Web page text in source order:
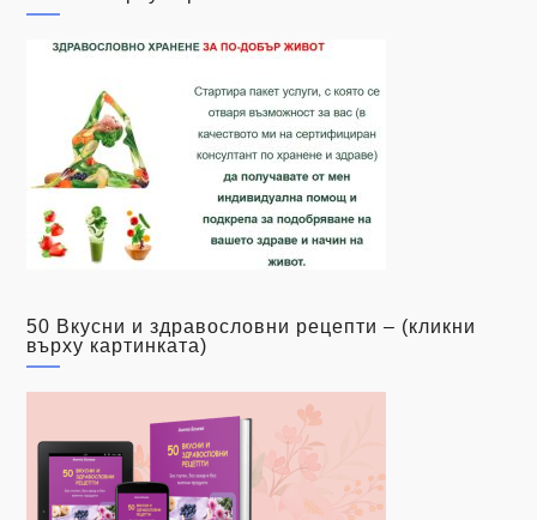
50 Вкусни и здравословни рецепти – (кликни
върху картинката)